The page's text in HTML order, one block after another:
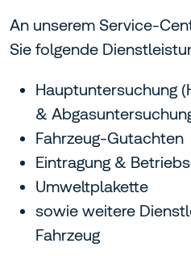
An unserem Service-
Sie folgende
Hauptuntersuchung
&
Fahrzeug-Gutachten
Eintragung &
Umweltplakette
sowie weitere
Fahrzeug